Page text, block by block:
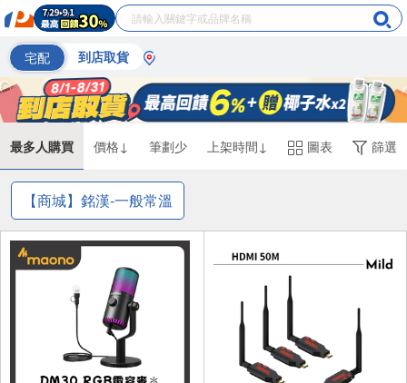
宅配 到店取貨
最多人購買 價格↓ 筆劃少 上架時間↓ 圖表 篩選
【商城】銘漢-一般常溫